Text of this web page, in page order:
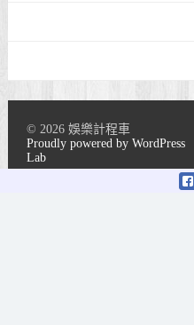
© 2026 娛樂計程車
Proudly powered by WordPress
Lab